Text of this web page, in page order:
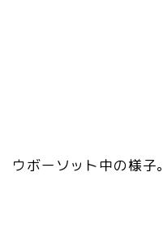
ウボーソット中の様子。